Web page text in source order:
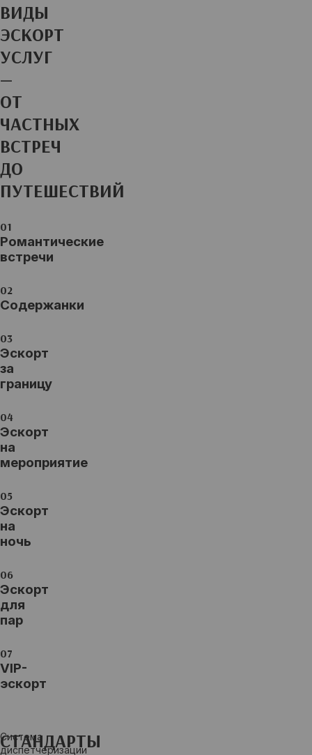
ВИДЫ
ЭСКОРТ
УСЛУГ
—
ОТ
ЧАСТНЫХ
ВСТРЕЧ
ДО
ПУТЕШЕСТВИЙ
Романтические
встречи
Содержанки
Эскорт
за
границу
Эскорт
на
мероприятие
Эскорт
на
ночь
Эскорт
для
пар
VIP-
эскорт
СТАНДАРТЫ
Система
диспетчеризации